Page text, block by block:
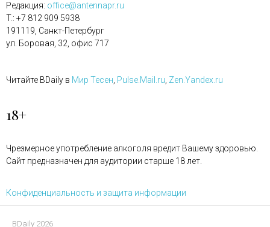
Редакция: office@antennapr.ru
T.: +7 812 909 5938
191119, Санкт-Петербург
ул. Боровая, 32, офис 717
Читайте BDaily в Мир Тесен Pulse.Mail.ru Zen.Yandex.ru
18+
Чрезмерное употребление алкоголя вредит Вашему здоровью.
Сайт предназначен для аудитории старше 18 лет.
Конфиденциальность и защита информации
BDaily 2026